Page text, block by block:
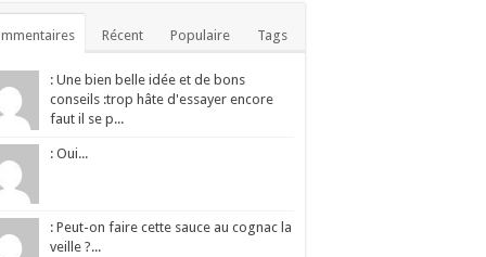
Récent Populaire Tags
: Une bien belle idée et de bons
conseils :trop hâte d'essayer encore
faut il se p...
: Oui...
: Peut-on faire cette sauce au cognac la
veille ?...